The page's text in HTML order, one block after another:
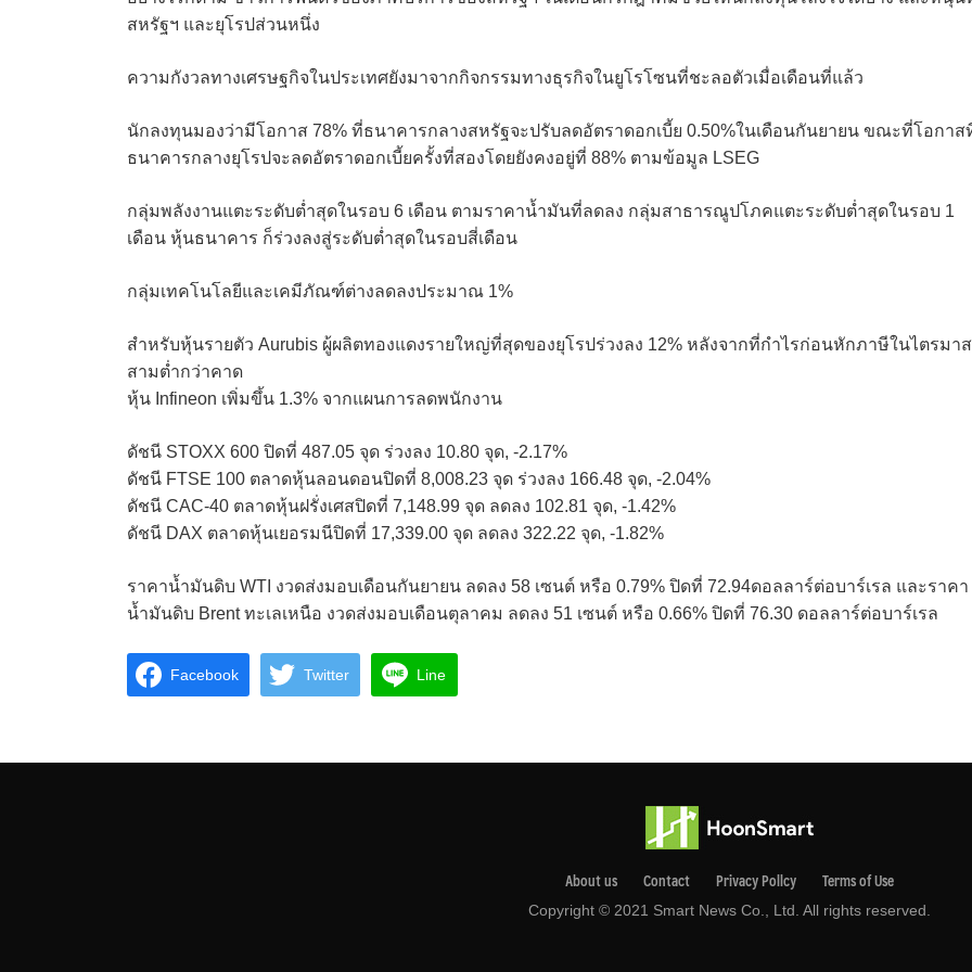
สหรัฐฯ และยุโรปส่วนหนึ่ง
ความกังวลทางเศรษฐกิจในประเทศยังมาจากกิจกรรมทางธุรกิจในยูโรโซนที่ชะลอตัวเมื่อเดือนที่แล้ว
นักลงทุนมองว่ามีโอกาส 78% ที่ธนาคารกลางสหรัฐจะปรับลดอัตราดอกเบี้ย 0.50%ในเดือนกันยายน ขณะที่โอกาส
ธนาคารกลางยุโรปจะลดอัตราดอกเบี้ยครั้งที่สองโดยยังคงอยู่ที่ 88% ตามข้อมูล LSEG
กลุ่มพลังงานแตะระดับต่ำสุดในรอบ 6 เดือน ตามราคาน้ำมันที่ลดลง กลุ่มสาธารณูปโภคแตะระดับต่ำสุดในรอบ 1
เดือน หุ้นธนาคาร ก็ร่วงลงสู่ระดับต่ำสุดในรอบสี่เดือน
กลุ่มเทคโนโลยีและเคมีภัณฑ์ต่างลดลงประมาณ 1%
สำหรับหุ้นรายตัว Aurubis ผู้ผลิตทองแดงรายใหญ่ที่สุดของยุโรปร่วงลง 12% หลังจากที่กำไรก่อนหักภาษีในไตรมา
สามต่ำกว่าคาด
หุ้น Infineon เพิ่มขึ้น 1.3% จากแผนการลดพนักงาน
ดัชนี STOXX 600 ปิดที่ 487.05 จุด ร่วงลง 10.80 จุด, -2.17%
ดัชนี FTSE 100 ตลาดหุ้นลอนดอนปิดที่ 8,008.23 จุด ร่วงลง 166.48 จุด, -2.04%
ดัชนี CAC-40 ตลาดหุ้นฝรั่งเศสปิดที่ 7,148.99 จุด ลดลง 102.81 จุด, -1.42%
ดัชนี DAX ตลาดหุ้นเยอรมนีปิดที่ 17,339.00 จุด ลดลง 322.22 จุด, -1.82%
ราคาน้ำมันดิบ WTI งวดส่งมอบเดือนกันยายน ลดลง 58 เซนต์ หรือ 0.79% ปิดที่ 72.94ดอลลาร์ต่อบาร์เรล และราคา
น้ำมันดิบ Brent ทะเลเหนือ งวดส่งมอบเดือนตุลาคม ลดลง 51 เซนต์ หรือ 0.66% ปิดที่ 76.30 ดอลลาร์ต่อบาร์เรล
Facebook Twitter Line
About us Contact Privacy Pollcy Terms of Use
Copyright © 2021 Smart News Co., Ltd. All rights reserved.